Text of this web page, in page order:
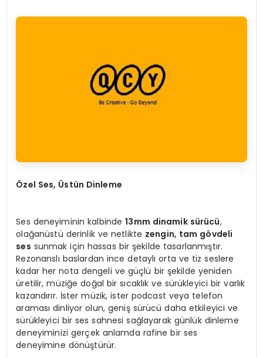
Özel Ses, Üstün Dinleme
Ses deneyiminin kalbinde13mm dinamik sürücü,
olağanüstü derinlik ve netlikte zengin, tam gövdeli
ses sunmak için hassas bir şekilde tasarlanmıştır.
Rezonanslı baslardan ince detaylı orta ve tiz seslere
kadar her nota dengeli ve güçlü bir şekilde yeniden
üretilir, müziğe doğal bir sıcaklık ve sürükleyici bir varlık
kazandırır. İster müzik, ister podcast veya telefon
araması dinliyor olun, geniş sürücü daha etkileyici ve
sürükleyici bir ses sahnesi sağlayarak günlük dinleme
deneyiminizi gerçek anlamda rafine bir ses
deneyimine dönüştürür.